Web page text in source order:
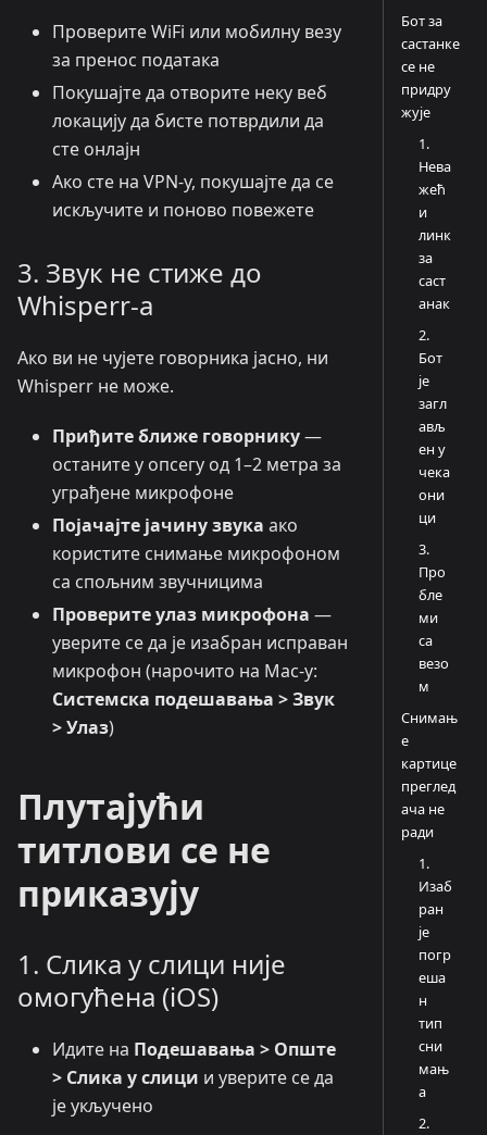
Проверите WiFi или мобилну везу
за пренос података
Покушајте да отворите неку веб
локацију да бисте потврдили да
сте онлајн
Ако сте на VPN-у, покушајте да се
искључите и поново повежете
3. Звук не стиже до
Whisperr-а
Ако ви не чујете говорника јасно, ни
Whisperr не може.
Приђите ближе говорнику—
останите у опсегу од 1–2 метра за
уграђене микрофоне
Појачајте јачину звука ако
користите снимање микрофоном
са спољним звучницима
Проверите улаз микрофона —
уверите се да је изабран исправан
микрофон (нарочито на Mac-у:
Системска подешавања > Звук
> Улаз)
Плутајући
титлови се не
приказују
1. Слика у слици није
омогућена (iOS)
Идите на Подешавања > Опште
> Слика у слици и уверите се да
је укључено
Бот за
састанке
се не
придру
жује
1.
Нева
жећ
и
линк
за
саст
анак
2.
Бот
је
загл
ављ
ен у
чека
они
ци
3.
Про
бле
ми
са
везо
м
Снимањ
е
картице
преглед
ача не
ради
1.
Изаб
ран
је
погр
еша
н
тип
сни
мањ
а
2.